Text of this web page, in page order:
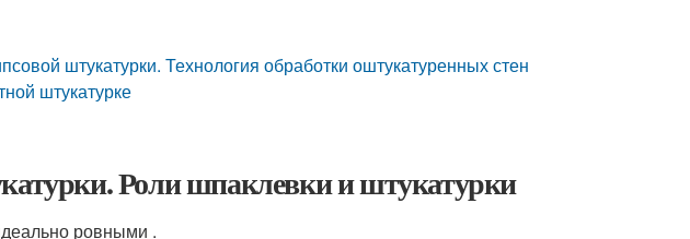
штукатурки. Технология обработки оштукатуренных стен
штукатурке
Роли шпаклевки и штукатурки
ровными .